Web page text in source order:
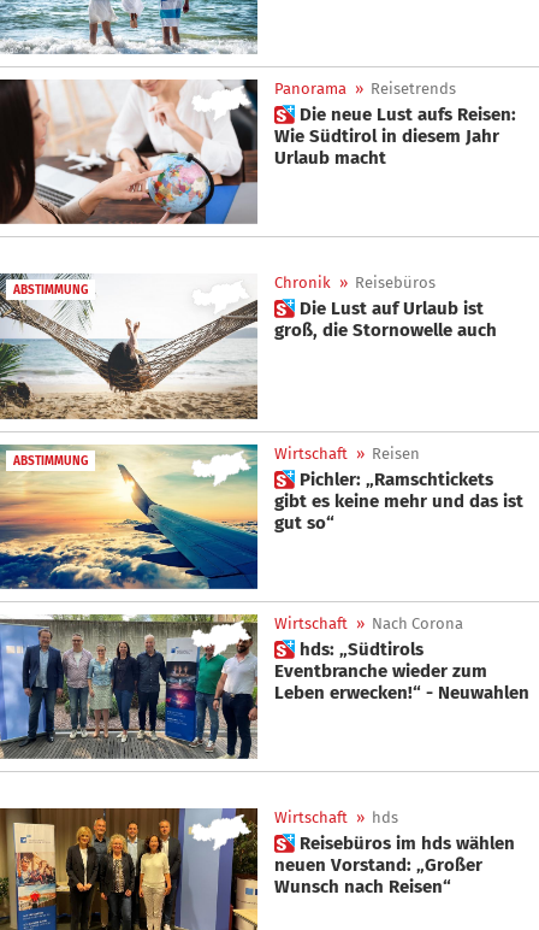
Panorama » Reisetrends
 Die neue Lust aufs Reisen:
Wie Südtirol in diesem Jahr
Urlaub macht
ABSTIMMUNG Chronik » Reisebüros
 Die Lust auf Urlaub ist
groß, die Stornowelle auch
ABSTIMMUNG Wirtschaft » Reisen
 Pichler: „Ramschtickets
gibt es keine mehr und das ist
gut so“
Wirtschaft » Nach Corona
 hds: „Südtirols
Eventbranche wieder zum
Leben erwecken!“ - Neuwahlen
Wirtschaft » hds
 Reisebüros im hds wählen
neuen Vorstand: „Großer
Wunsch nach Reisen“